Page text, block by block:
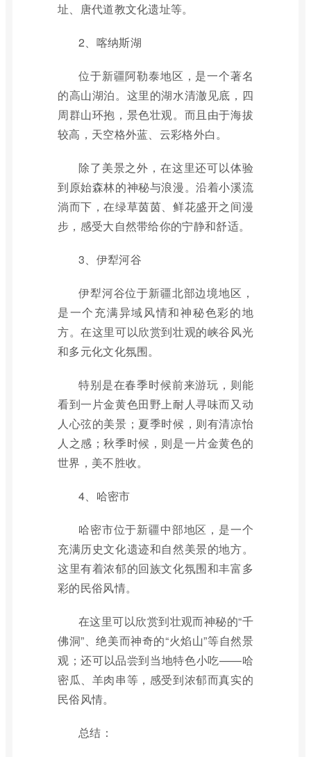
址、唐代道教文化遗址等。
2、喀纳斯湖
位于新疆阿勒泰地区，是一个著名
的高山湖泊。这里的湖水清澈见底，四
周群山环抱，景色壮观。而且由于海拔
较高，天空格外蓝、云彩格外白。
除了美景之外，在这里还可以体验
到原始森林的神秘与浪漫。沿着小溪流
淌而下，在绿草茵茵、鲜花盛开之间漫
步，感受大自然带给你的宁静和舒适。
3、伊犁河谷
伊犁河谷位于新疆北部边境地区，
是一个充满异域风情和神秘色彩的地
方。在这里可以欣赏到壮观的峡谷风光
和多元化文化氛围。
特别是在春季时候前来游玩，则能
看到一片金黄色田野上耐人寻味而又动
人心弦的美景；夏季时候，则有清凉怡
人之感；秋季时候，则是一片金黄色的
世界，美不胜收。
4、哈密市
哈密市位于新疆中部地区，是一个
充满历史文化遗迹和自然美景的地方。
这里有着浓郁的回族文化氛围和丰富多
彩的民俗风情。
在这里可以欣赏到壮观而神秘的“千
佛洞”、绝美而神奇的“火焰山”等自然景
观；还可以品尝到当地特色小吃——哈
密瓜、羊肉串等，感受到浓郁而真实的
民俗风情。
总结：